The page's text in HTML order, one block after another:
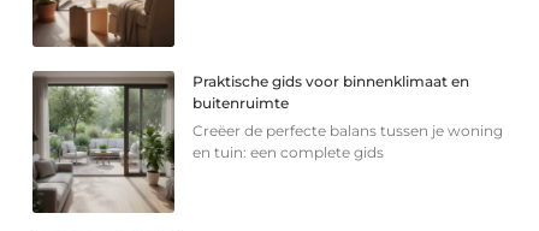
Praktische gids voor binnenklimaat en
buitenruimte
Creëer de perfecte balans tussen je woning
en tuin: een complete gids